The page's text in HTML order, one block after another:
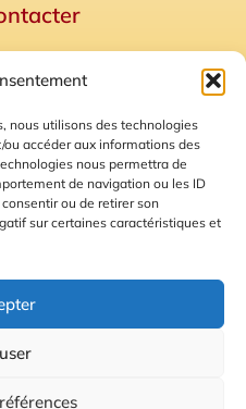
nous utilisons des technologies
accéder aux informations des
nous permettra de
de navigation ou les ID
ou de retirer son
sur certaines caractéristiques et
Plan du site
Cookies
Calade